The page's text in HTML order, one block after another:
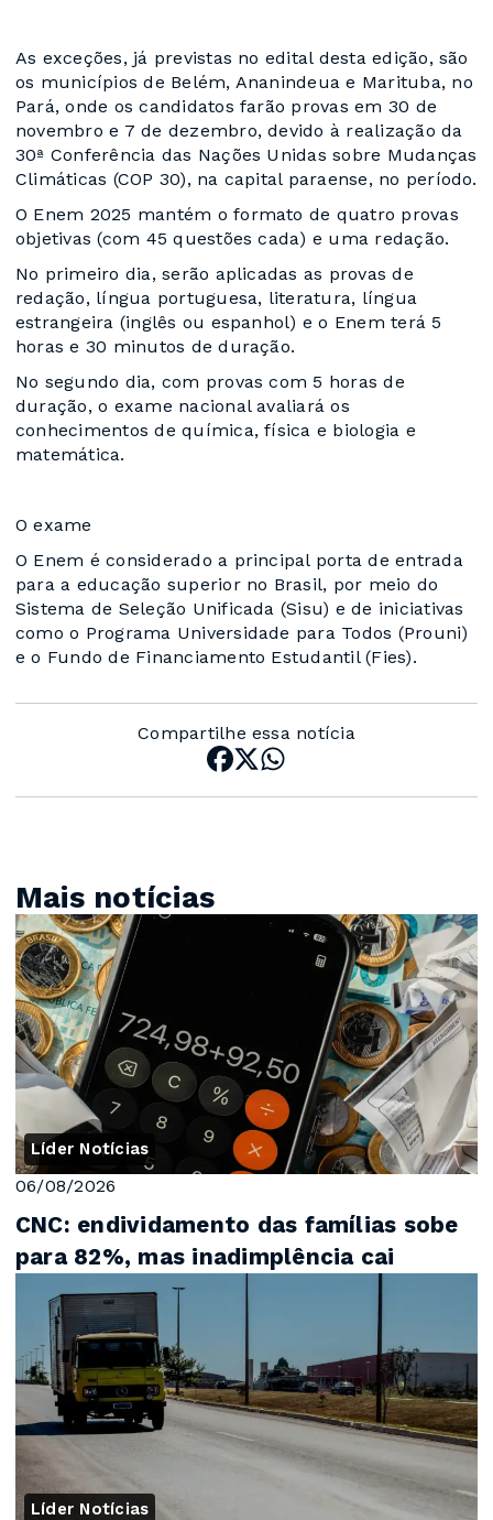
As exceções, já previstas no edital desta edição, são
os municípios de Belém, Ananindeua e Marituba, no
Pará, onde os candidatos farão provas em 30 de
novembro e 7 de dezembro, devido à realização da
30ª Conferência das Nações Unidas sobre Mudanças
Climáticas (COP 30), na capital paraense, no período.
O Enem 2025 mantém o formato de quatro provas
objetivas (com 45 questões cada) e uma redação.
No primeiro dia, serão aplicadas as provas de
redação, língua portuguesa, literatura, língua
estrangeira (inglês ou espanhol) e o Enem terá 5
horas e 30 minutos de duração.
No segundo dia, com provas com 5 horas de
duração, o exame nacional avaliará os
conhecimentos de química, física e biologia e
matemática.
O exame
O Enem é considerado a principal porta de entrada
para a educação superior no Brasil, por meio do
Sistema de Seleção Unificada (Sisu) e de iniciativas
como o Programa Universidade para Todos (Prouni)
e o Fundo de Financiamento Estudantil (Fies).
Compartilhe essa notícia
Mais notícias
Líder Notícias
06/08/2026
CNC: endividamento das famílias sobe
para 82%, mas inadimplência cai
Líder Notícias